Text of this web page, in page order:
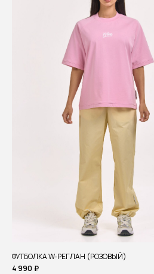
ФУТБОЛКА W-РЕГЛАН (РОЗОВЫЙ)
4 990 ₽